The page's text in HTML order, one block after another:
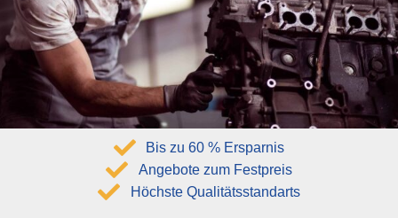
Bis zu 60 % Ersparnis
Angebote zum Festpreis
Höchste Qualitätsstandarts